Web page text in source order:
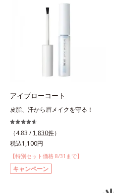
アイブローコート
皮脂、汗から眉メイクを守る！
（4.83 / 1,830件）
税込1,100円
【特別セット価格 8/31まで】
キャンペーン